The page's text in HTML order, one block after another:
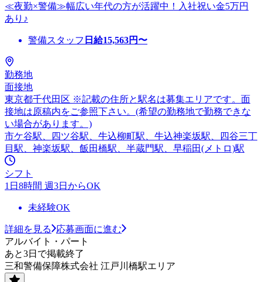
≪夜勤×警備≫幅広い年代の方が活躍中！入社祝い金5万円
あり♪
警備スタッフ 日給15,563円〜
勤務地
面接地
東京都千代田区 ※記載の住所と駅名は募集エリアです。面
接地は原稿内をご参照下さい。(希望の勤務地で勤務できな
い場合があります。)
市ケ谷駅、四ツ谷駅、牛込柳町駅、牛込神楽坂駅、四谷三丁
目駅、神楽坂駅、飯田橋駅、半蔵門駅、早稲田(メトロ)駅
シフト
1日8時間 週3日からOK
未経験OK
詳細を見る
応募画面に進む
アルバイト・パート
あと3日で掲載終了
三和警備保障株式会社 江戸川橋駅エリア